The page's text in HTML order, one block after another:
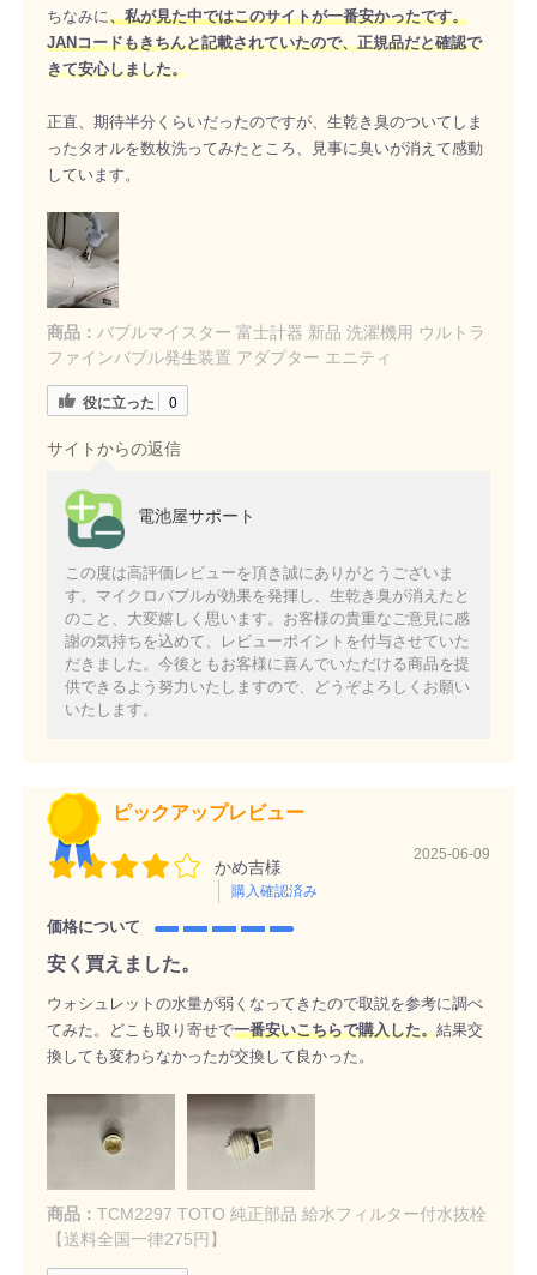
ちなみに、私が見た中ではこのサイトが一番安かったです。
JANコードもきちんと記載されていたので、正規品だと確認で
きて安心しました。
正直、期待半分くらいだったのですが、生乾き臭のついてしま
ったタオルを数枚洗ってみたところ、見事に臭いが消えて感動
しています。
商品： バブルマイスター 富士計器 新品 洗濯機用 ウルトラ
ファインバブル発生装置 アダプター エニティ
役に立った 0
サイトからの返信
電池屋サポート
この度は高評価レビューを頂き誠にありがとうございま
す。マイクロバブルが効果を発揮し、生乾き臭が消えたと
のこと、大変嬉しく思います。お客様の貴重なご意見に感
謝の気持ちを込めて、レビューポイントを付与させていた
だきました。今後ともお客様に喜んでいただける商品を提
供できるよう努力いたしますので、どうぞよろしくお願い
いたします。
ピックアップレビュー
かめ吉様
購入確認済み
2025-06-09
価格について
安く買えました。
ウォシュレットの水量が弱くなってきたので取説を参考に調べ
てみた。どこも取り寄せで一番安いこちらで購入した。結果交
換しても変わらなかったが交換して良かった。
商品： TCM2297 TOTO 純正部品 給水フィルター付水抜栓
【送料全国一律275円】